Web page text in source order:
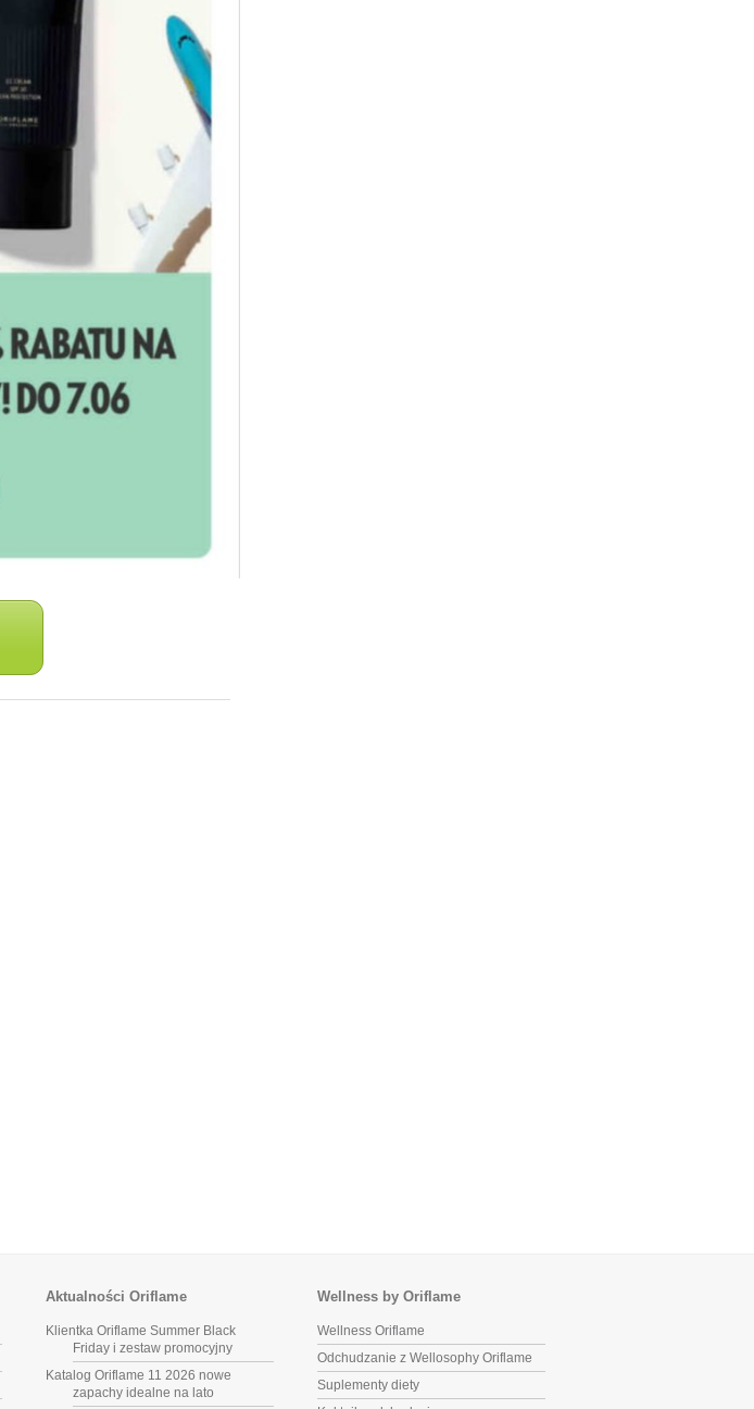
Aktualności Oriflame
Klientka Oriflame Summer Black
Friday i zestaw promocyjny
Katalog Oriflame 11 2026 nowe
zapachy idealne na lato
Wellness by Oriflame
Wellness Oriflame
Odchudzanie z Wellosophy Oriflame
Suplementy diety